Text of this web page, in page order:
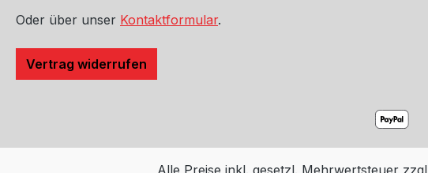
Oder über unser Kontaktformular.
Vertrag widerrufen
Alle Preise inkl. gesetzl. Mehrwertsteuer zzgl.